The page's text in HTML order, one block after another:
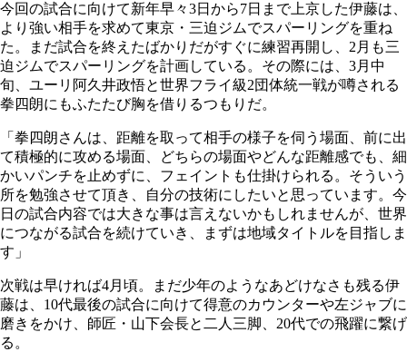
今回の試合に向けて新年早々3日から7日まで上京した伊藤は、
より強い相手を求めて東京・三迫ジムでスパーリングを重ね
た。まだ試合を終えたばかりだがすぐに練習再開し、2月も三
迫ジムでスパーリングを計画している。その際には、3月中
旬、ユーリ阿久井政悟と世界フライ級2団体統一戦が噂される
拳四朗にもふたたび胸を借りるつもりだ。
「拳四朗さんは、距離を取って相手の様子を伺う場面、前に出
て積極的に攻める場面、どちらの場面やどんな距離感でも、細
かいパンチを止めずに、フェイントも仕掛けられる。そういう
所を勉強させて頂き、自分の技術にしたいと思っています。今
日の試合内容では大きな事は言えないかもしれませんが、世界
につながる試合を続けていき、まずは地域タイトルを目指しま
す」
次戦は早ければ4月頃。まだ少年のようなあどけなさも残る伊
藤は、10代最後の試合に向けて得意のカウンターや左ジャブに
磨きをかけ、師匠・山下会長と二人三脚、20代での飛躍に繋げ
る。